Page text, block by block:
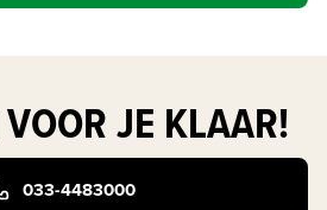
JE KLAAR!
033-4483000